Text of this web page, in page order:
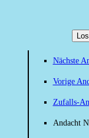
Nächste
Vorige
Zufalls-
Andacht